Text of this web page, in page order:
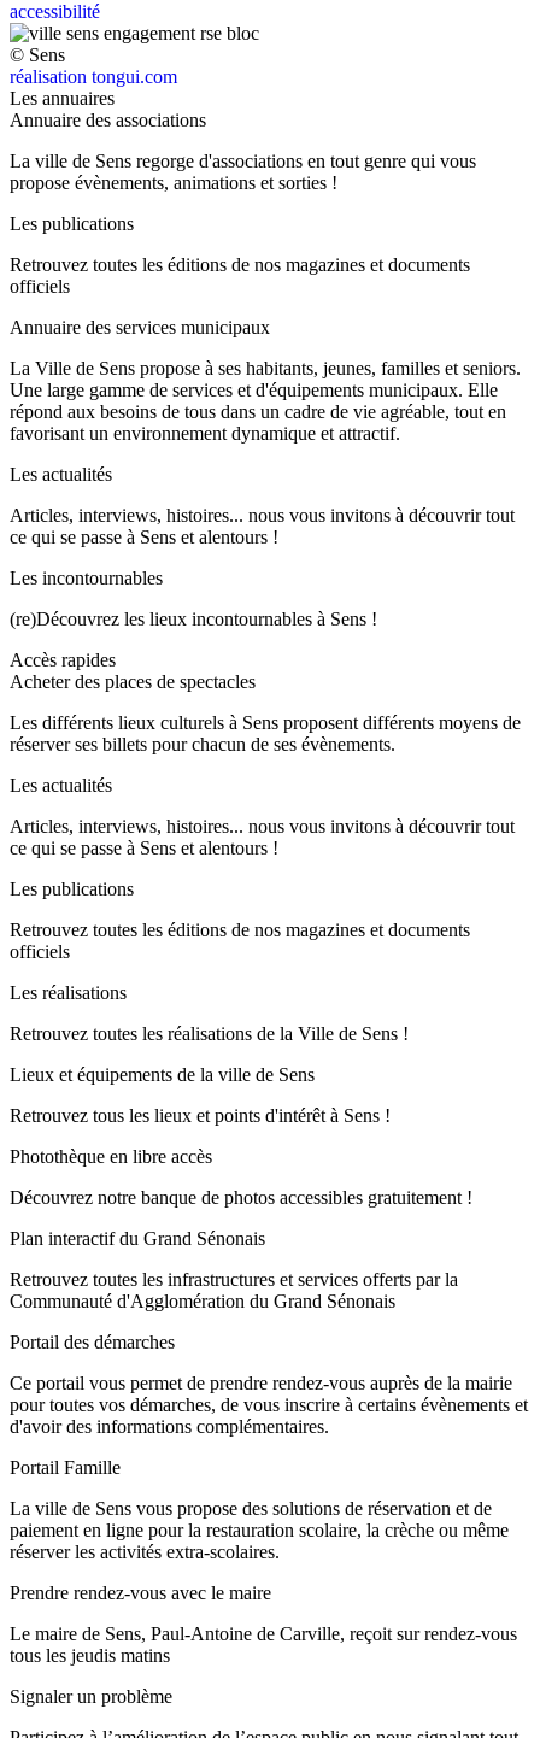
accessibilité
© Sens
réalisation tongui.com
Les annuaires
Annuaire des associations
La ville de Sens regorge d'associations en tout genre qui vous
propose évènements, animations et sorties !
Les publications
Retrouvez toutes les éditions de nos magazines et documents
officiels
Annuaire des services municipaux
La Ville de Sens propose à ses habitants, jeunes, familles et seniors.
Une large gamme de services et d'équipements municipaux. Elle
répond aux besoins de tous dans un cadre de vie agréable, tout en
favorisant un environnement dynamique et attractif.
Les actualités
Articles, interviews, histoires... nous vous invitons à découvrir tout
ce qui se passe à Sens et alentours !
Les incontournables
(re)Découvrez les lieux incontournables à Sens !
Accès rapides
Acheter des places de spectacles
Les différents lieux culturels à Sens proposent différents moyens de
réserver ses billets pour chacun de ses évènements.
Les actualités
Articles, interviews, histoires... nous vous invitons à découvrir tout
ce qui se passe à Sens et alentours !
Les publications
Retrouvez toutes les éditions de nos magazines et documents
officiels
Les réalisations
Retrouvez toutes les réalisations de la Ville de Sens !
Lieux et équipements de la ville de Sens
Retrouvez tous les lieux et points d'intérêt à Sens !
Photothèque en libre accès
Découvrez notre banque de photos accessibles gratuitement !
Plan interactif du Grand Sénonais
Retrouvez toutes les infrastructures et services offerts par la
Communauté d'Agglomération du Grand Sénonais
Portail des démarches
Ce portail vous permet de prendre rendez-vous auprès de la mairie
pour toutes vos démarches, de vous inscrire à certains évènements et
d'avoir des informations complémentaires.
Portail Famille
La ville de Sens vous propose des solutions de réservation et de
paiement en ligne pour la restauration scolaire, la crèche ou même
réserver les activités extra-scolaires.
Prendre rendez-vous avec le maire
Le maire de Sens, Paul-Antoine de Carville, reçoit sur rendez-vous
tous les jeudis matins
Signaler un problème